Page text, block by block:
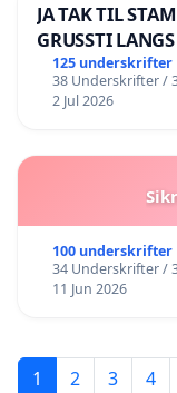
JA TAK TIL
GRUSSTI
BOARDWALK
125 underskrifter
38 Underskrifter /
2 Jul 2026
100 underskrifter
34 Underskrifter /
11 Jun 2026
1 2 3 4